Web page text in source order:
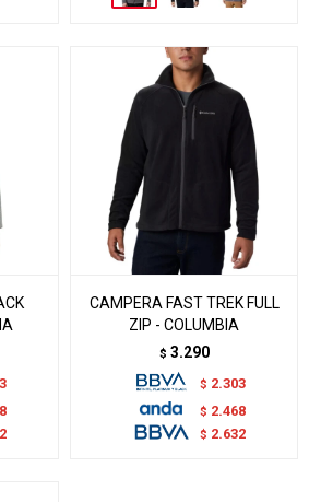
CAMPERA FAST TREK FULL
ZIP - COLUMBIA
$ 3.290
$ 2.303
$ 2.468
$ 2.632